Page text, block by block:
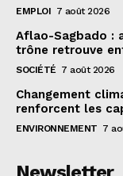
EMPLOI 7 août 2026
Aflao-Sagbado :
trône retrouve
SOCIÉTÉ 7 août 2026
Changement
renforcent les
ENVIRONNEMENT 7